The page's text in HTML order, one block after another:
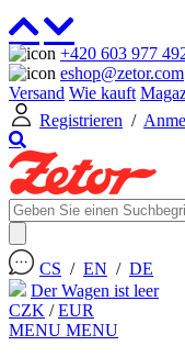
+420 603 977
eshop@zetor.com
Versand Wie kauft
Registrieren /
CS / EN / DE
Der Wagen ist leer
CZK /EUR
MENU MENU